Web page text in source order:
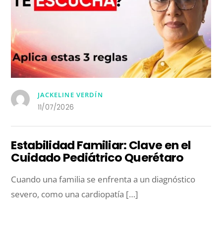
JACKELINE VERDÍN
11/07/2026
Estabilidad Familiar: Clave en el
Cuidado Pediátrico Querétaro
Cuando una familia se enfrenta a un diagnóstico
severo, como una cardiopatía […]